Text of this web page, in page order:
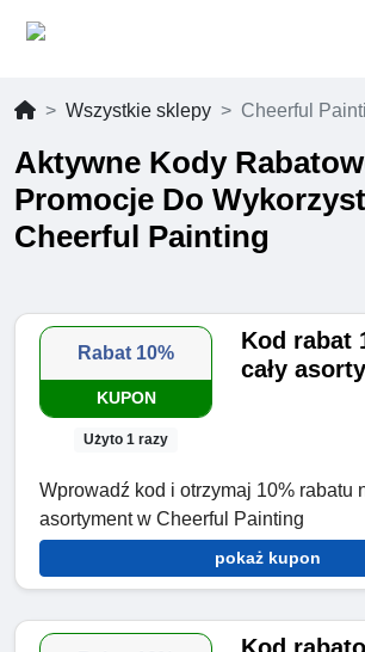
Wszystkie sklepy Cheerful
Aktywne Kody
Promocje Do
Cheerful Painting
Rabat 10%
KUPON
Użyto 1 razy
Kod rabat
cały
Wprowadź kod i otrzymaj 10% rabatu
asortyment w Cheerful Painting
pokaż kupon